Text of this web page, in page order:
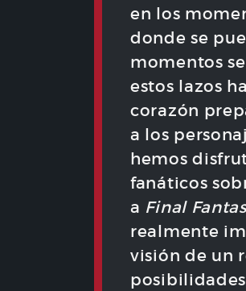
en los
donde se
momentos
estos lazos
corazón
a los
hemos
fanáticos
a Final
realmente
visión de un